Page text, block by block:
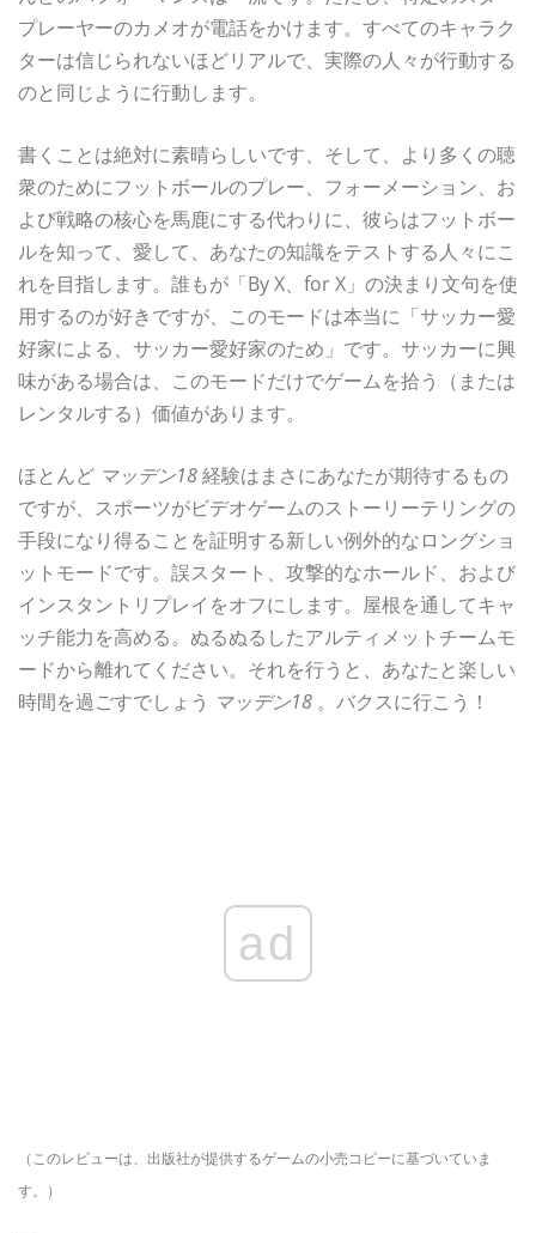
プレーヤーのカメオが電話をかけます。すべてのキャラク
ターは信じられないほどリアルで、実際の人々が行動する
のと同じように行動します。
書くことは絶対に素晴らしいです、そして、より多くの聴
衆のためにフットボールのプレー、フォーメーション、お
よび戦略の核心を馬鹿にする代わりに、彼らはフットボー
ルを知って、愛して、あなたの知識をテストする人々にこ
れを目指します。誰もが「By X、for X」の決まり文句を使
用するのが好きですが、このモードは本当に「サッカー愛
好家による、サッカー愛好家のため」です。サッカーに興
味がある場合は、このモードだけでゲームを拾う（または
レンタルする）価値があります。
ほとんど マッデン18経験はまさにあなたが期待するもの
ですが、スポーツがビデオゲームのストーリーテリングの
手段になり得ることを証明する新しい例外的なロングショ
ットモードです。誤スタート、攻撃的なホールド、および
インスタントリプレイをオフにします。屋根を通してキャ
ッチ能力を高める。ぬるぬるしたアルティメットチームモ
ードから離れてください。それを行うと、あなたと楽しい
時間を過ごすでしょう マッデン18 。バクスに行こう！
ad
（このレビューは、出版社が提供するゲームの小売コピーに基づいていま
す。）